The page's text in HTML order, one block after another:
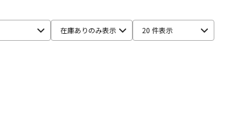
在庫ありのみ表示 20 件表示